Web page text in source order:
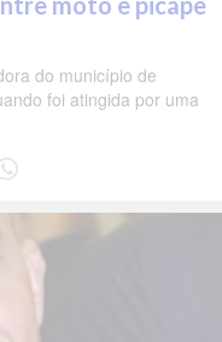
do município de
foi atingida por uma